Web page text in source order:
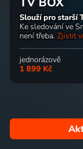
Slouží pro starší
Ke sledování ve
není třeba. Zjistit
jednorázově
1 899 Kč